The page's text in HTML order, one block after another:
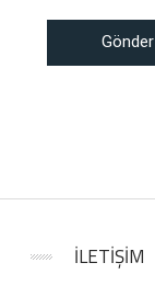
Gönder
İLETİŞİM